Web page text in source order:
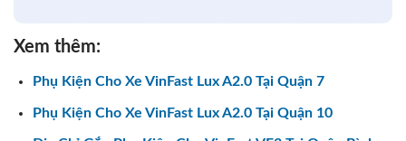
Xem thêm:
Phụ Kiện Cho Xe VinFast Lux A2.0 Tại Quận 7
Phụ Kiện Cho Xe VinFast Lux A2.0 Tại Quận 10